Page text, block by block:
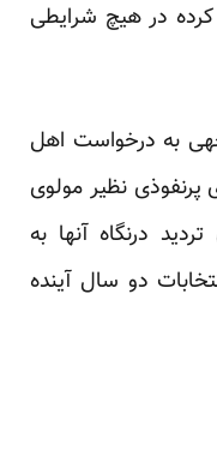
در هیچ شرایطی
به درخواست اهل
نظیر مولوی
درنگاه آنها به
دو سال آینده